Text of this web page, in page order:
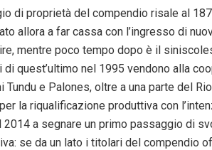
di proprietà del compendio risale al
allora a far cassa con l’ingresso di
mentre poco tempo dopo è il
quest’ultimo nel 1995 vendono alla
Tundu e Palones, oltre a una parte del
la riqualificazione produttiva con
a segnare un primo passaggio di
se da un lato i titolari del compendio